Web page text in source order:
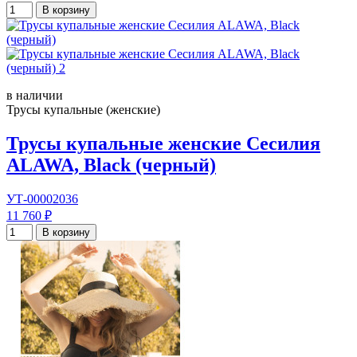
В корзину
в наличии
Трусы купальные (женские)
Трусы купальные женские Сесилия
ALAWA, Black (черный)
УТ-00002036
11 760 ₽
В корзину